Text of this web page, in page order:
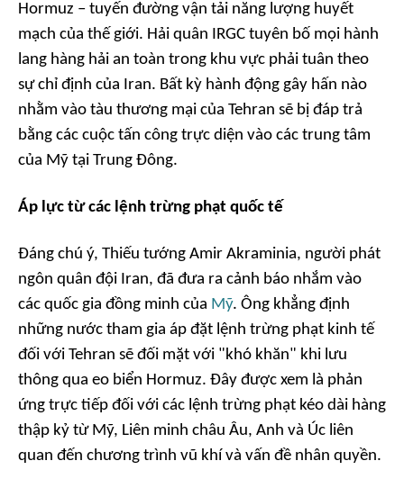
Hormuz – tuyến đường vận tải năng lượng huyết
mạch của thế giới. Hải quân IRGC tuyên bố mọi hành
lang hàng hải an toàn trong khu vực phải tuân theo
sự chỉ định của Iran. Bất kỳ hành động gây hấn nào
nhằm vào tàu thương mại của Tehran sẽ bị đáp trả
bằng các cuộc tấn công trực diện vào các trung tâm
của Mỹ tại Trung Đông.
Áp lực từ các lệnh trừng phạt quốc tế
Đáng chú ý, Thiếu tướng Amir Akraminia, người phát
ngôn quân đội Iran, đã đưa ra cảnh báo nhắm vào
các quốc gia đồng minh của Mỹ. Ông khẳng định
những nước tham gia áp đặt lệnh trừng phạt kinh tế
đối với Tehran sẽ đối mặt với "khó khăn" khi lưu
thông qua eo biển Hormuz. Đây được xem là phản
ứng trực tiếp đối với các lệnh trừng phạt kéo dài hàng
thập kỷ từ Mỹ, Liên minh châu Âu, Anh và Úc liên
quan đến chương trình vũ khí và vấn đề nhân quyền.